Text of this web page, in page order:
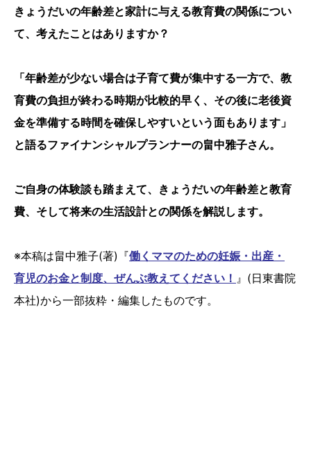
きょうだいの年齢差と家計に与える教育費の関係につい
て、考えたことはありますか？
「年齢差が少ない場合は子育て費が集中する一方で、教
育費の負担が終わる時期が比較的早く、その後に老後資
金を準備する時間を確保しやすいという面もあります」
と語るファイナンシャルプランナーの畠中雅子さん。
ご自身の体験談も踏まえて、きょうだいの年齢差と教育
費、そして将来の生活設計との関係を解説します。
※本稿は畠中雅子(著)『働くママのための妊娠・出産・
育児のお金と制度、ぜんぶ教えてください！ 』(日東書院
本社)から一部抜粋・編集したものです。